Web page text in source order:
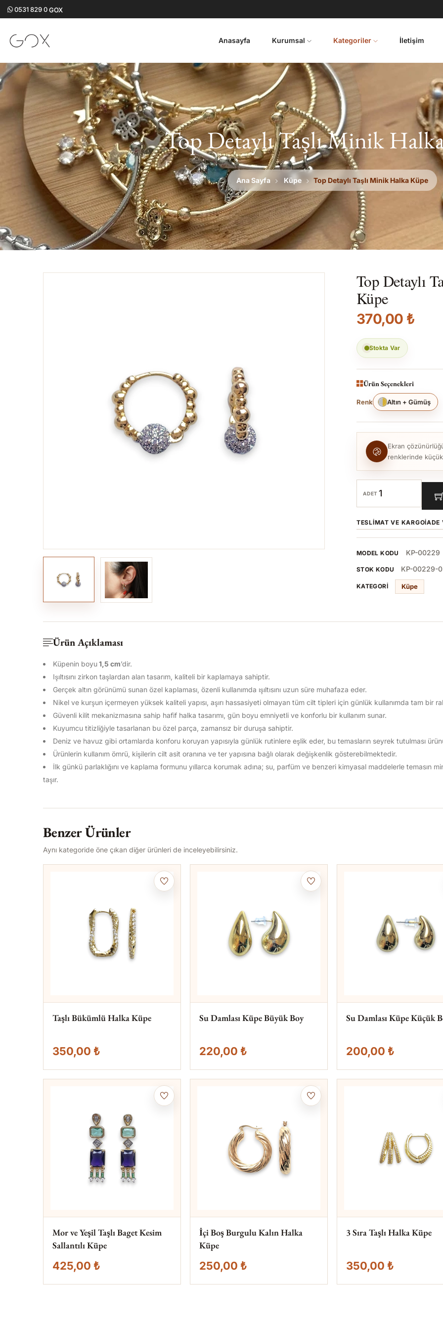
0531 829 0GOX
Anasayfa Kurumsal Kategoriler İletişim
Top Detaylı Taşlı Minik
Ana Sayfa Küpe Top Detaylı Taşlı Minik Halka Küpe
Top Detaylı
Küpe
370,00 ₺
Stokta Var
Ürün Seçenekleri
Renk Altın + Gümüş
Ekran
renklerinde küçük
ADET
TESLIMAT VE KARGOİADE
MODEL KODU KP-00229
STOK KODU KP-00229-
KATEGORI Küpe
Ürün Açıklaması
Küpenin boyu1,5 cm’dir.
Işıltısını zirkon taşlardan alan tasarım, kaliteli bir kaplamaya sahiptir.
Gerçek altın görünümü sunan özel kaplaması, özenli kullanımda ışıltısını uzun süre muhafaza eder.
Nikel ve kurşun içermeyen yüksek kaliteli yapısı, aşırı hassasiyeti olmayan tüm cilt tipleri için günlük kullanımda tam bir
Güvenli kilit mekanizmasına sahip hafif halka tasarımı, gün boyu emniyetli ve konforlu bir kullanım sunar.
Kuyumcu titizliğiyle tasarlanan bu özel parça, zamansız bir duruşa sahiptir.
Deniz ve havuz gibi ortamlarda konforu koruyan yapısıyla günlük rutinlere eşlik eder, bu temasların seyrek tutulması
Ürünlerin kullanım ömrü, kişilerin cilt asit oranına ve ter yapısına bağlı olarak değişkenlik gösterebilmektedir.
İlk günkü parlaklığını ve kaplama formunu yıllarca korumak adına; su, parfüm ve benzeri kimyasal maddelerle temasın
taşır.
Benzer Ürünler
Aynı kategoride öne çıkan diğer ürünleri de inceleyebilirsiniz.
Taşlı Bükümlü Halka Küpe
350,00 ₺
Su Damlası Küpe Büyük Boy
220,00 ₺
Su Damlası Küpe Küçük
200,00 ₺
Mor ve Yeşil Taşlı Baget Kesim
Sallantılı Küpe
425,00 ₺
İçi Boş Burgulu Kalın Halka
Küpe
250,00 ₺
3 Sıra Taşlı Halka Küpe
350,00 ₺